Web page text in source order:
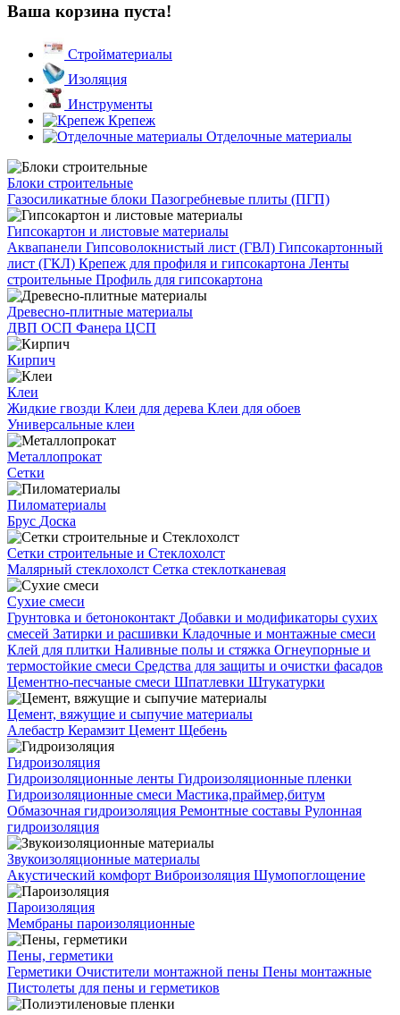
Ваша корзина пуста!
Стройматериалы
Изоляция
Инструменты
Крепеж
Отделочные материалы
Блоки строительные
Газосиликатные блоки Пазогребневые плиты (ПГП)
Гипсокартон и листовые материалы
Аквапанели Гипсоволокнистый лист (ГВЛ) Гипсокартонный
лист (ГКЛ) Крепеж для профиля и гипсокартона Ленты
строительные Профиль для гипсокартона
Древесно-плитные материалы
ДВП ОСП Фанера ЦСП
Кирпич
Клеи
Жидкие гвозди Клеи для дерева Клеи для обоев
Универсальные клеи
Металлопрокат
Сетки
Пиломатериалы
Брус Доска
Сетки строительные и Стеклохолст
Малярный стеклохолст Сетка стеклотканевая
Сухие смеси
Грунтовка и бетоноконтакт Добавки и модификаторы сухих
смесей Затирки и расшивки Кладочные и монтажные смеси
Клей для плитки Наливные полы и стяжка Огнеупорные и
термостойкие смеси Средства для защиты и очистки фасадов
Цементно-песчаные смеси Шпатлевки Штукатурки
Цемент, вяжущие и сыпучие материалы
Алебастр Керамзит Цемент Щебень
Гидроизоляция
Гидроизоляционные ленты Гидроизоляционные пленки
Гидроизоляционные смеси Мастика,праймер,битум
Обмазочная гидроизоляция Ремонтные составы Рулонная
гидроизоляция
Звукоизоляционные материалы
Акустический комфорт Виброизоляция Шумопоглощение
Пароизоляция
Мембраны пароизоляционные
Пены, герметики
Герметики Очистители монтажной пены Пены монтажные
Пистолеты для пены и герметиков